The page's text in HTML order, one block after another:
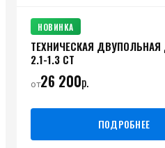
НОВИНКА
ТЕХНИЧЕСКАЯ
2.1-1.3 СТ
от26 200р.
ПОДРОБНЕЕ